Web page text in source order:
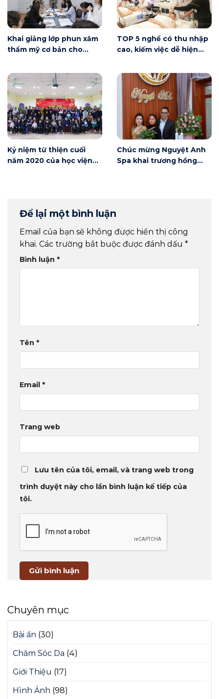
Khai giảng lớp phun xăm
thẩm mỹ cơ bản cho
Nội
TOP 5 nghề có thu nhập
cao, kiếm việc dễ hiện
Kỷ niệm từ thiện cuối
năm 2020 của học viện
Chúc mừng Nguyệt Anh
Spa khai trương hồng
Để lại một bình luận
Email của bạn sẽ không được hiển thị công
khai. Các trường bắt buộc được đánh dấu *
Bình luận *
Tên *
Email *
Trang web
Lưu tên của tôi, email, và trang web trong
trình duyệt này cho lần bình luận kế tiếp của
tôi.
Chuyên mục
Bài ẩn (30)
Chăm Sóc Da (4)
Giới Thiệu (17)
Hình Ảnh (98)